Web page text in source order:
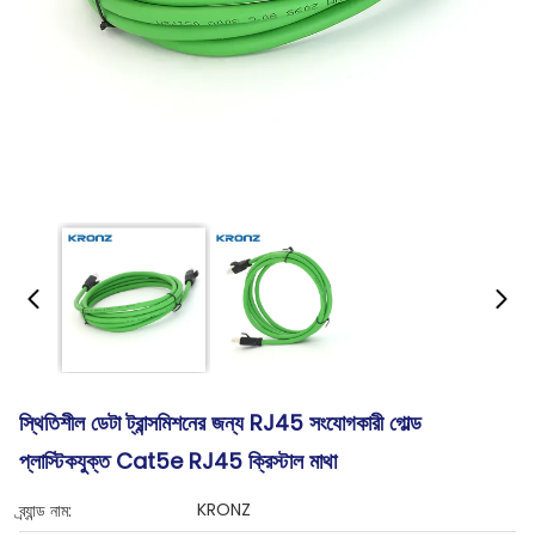
স্থিতিশীল ডেটা ট্রান্সমিশনের জন্য RJ45 সংযোগকারী গোল্ড
প্লাস্টিকযুক্ত Cat5e RJ45 ক্রিস্টাল মাথা
ব্র্যান্ড নাম:
KRONZ